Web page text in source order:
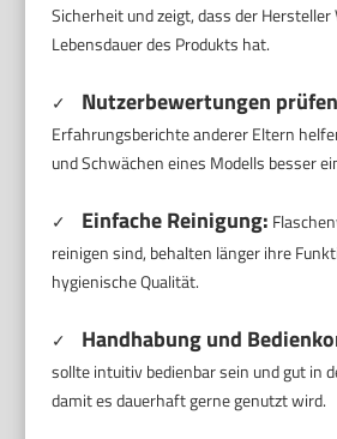
Sicherheit und zeigt, dass der
Lebensdauer des Produkts hat.
✓ Nutzerbewertungen
Erfahrungsberichte anderer Eltern
und Schwächen eines Modells besser
✓ Einfache Reinigung:
reinigen sind, behalten länger ihre
hygienische Qualität.
✓ Handhabung und
sollte intuitiv bedienbar sein und gut in
damit es dauerhaft gerne genutzt wird.